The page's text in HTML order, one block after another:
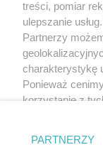
treści, pomiar
ulepszanie
Partnerzy
charakterystykę
Ponieważ
korzystanie z
zmienić/
znajdujący się
PARTNERZY